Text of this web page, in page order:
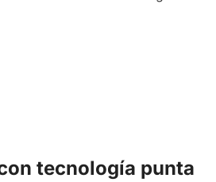
tecnología punta